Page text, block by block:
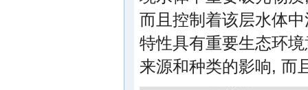
而且控制着该层水体
特性具有重要生态环
来源和种类的影响, 而